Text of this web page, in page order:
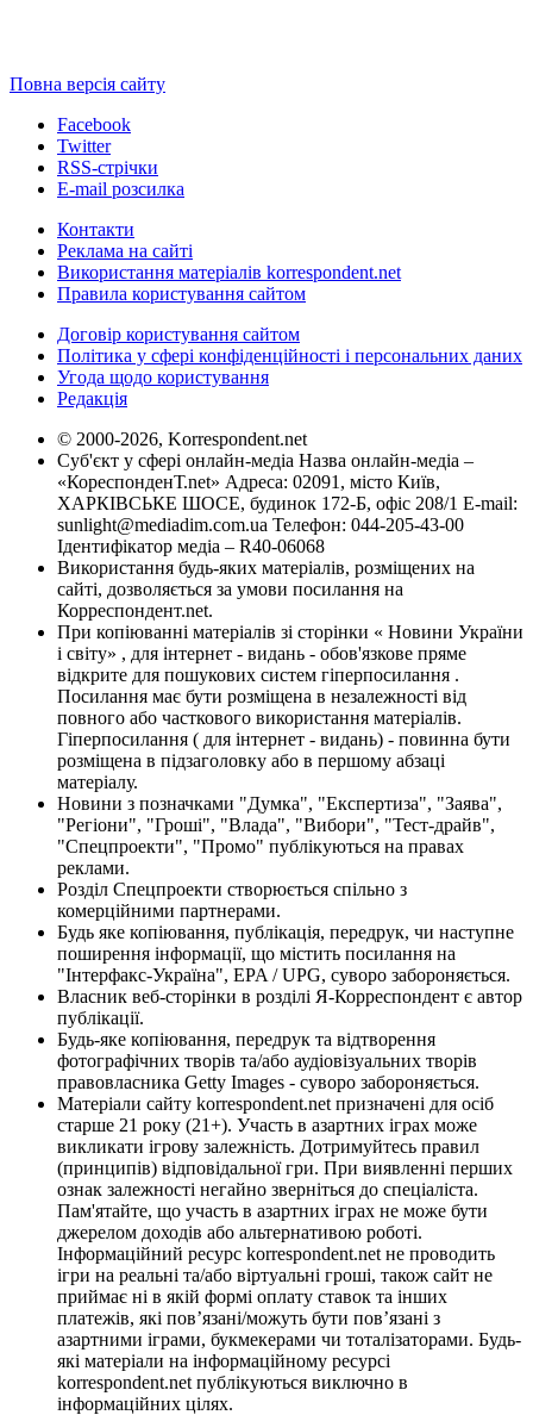
Повна версія сайту
Facebook
Twitter
RSS-стрічки
E-mail розсилка
Контакти
Реклама на сайті
Використання матеріалів korrespondent.net
Правила користування сайтом
Договір користування сайтом
Політика у сфері конфіденційності і персональних даних
Угода щодо користування
Редакція
© 2000-2026, Korrespondent.net
Суб'єкт у сфері онлайн-медіа Назва онлайн-медіа –
«КореспонденТ.net» Адреса: 02091, місто Київ,
ХАРКІВСЬКЕ ШОСЕ, будинок 172-Б, офіс 208/1 E-mail:
sunlight@mediadim.com.ua Телефон: 044-205-43-00
Ідентифікатор медіа – R40-06068
Використання будь-яких матеріалів, розміщених на
сайті, дозволяється за умови посилання на
Корреспондент.net.
При копіюванні матеріалів зі сторінки « Новини України
і світу» , для інтернет - видань - обов'язкове пряме
відкрите для пошукових систем гіперпосилання .
Посилання має бути розміщена в незалежності від
повного або часткового використання матеріалів.
Гіперпосилання ( для інтернет - видань) - повинна бути
розміщена в підзаголовку або в першому абзаці
матеріалу.
Новини з позначками "Думка", "Експертиза", "Заява",
"Регіони", "Гроші", "Влада", "Вибори", "Тест-драйв",
"Спецпроекти", "Промо" публікуються на правах
реклами.
Розділ Спецпроекти створюється спільно з
комерційними партнерами.
Будь яке копіювання, публікація, передрук, чи наступне
поширення інформації, що містить посилання на
"Інтерфакс-Україна", EPA / UPG, суворо забороняється.
Власник веб-сторінки в розділі Я-Корреспондент є автор
публікації.
Будь-яке копіювання, передрук та відтворення
фотографічних творів та/або аудіовізуальних творів
правовласника Getty Images - суворо забороняється.
Матеріали сайту korrespondent.net призначені для осіб
старше 21 року (21+). Участь в азартних іграх може
викликати ігрову залежність. Дотримуйтесь правил
(принципів) відповідальної гри. При виявленні перших
ознак залежності негайно зверніться до спеціаліста.
Пам'ятайте, що участь в азартних іграх не може бути
джерелом доходів або альтернативою роботі.
Інформаційний ресурс korrespondent.net не проводить
ігри на реальні та/або віртуальні гроші, також сайт не
приймає ні в якій формі оплату ставок та інших
платежів, які пов’язані/можуть бути пов’язані з
азартними іграми, букмекерами чи тоталізаторами. Будь-
які матеріали на інформаційному ресурсі
korrespondent.net публікуються виключно в
інформаційних цілях.